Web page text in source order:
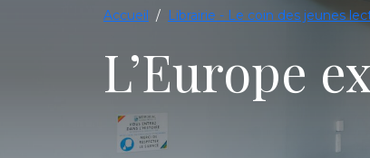
Accueil / Librairie - Le coin des jeunes
L’Europe